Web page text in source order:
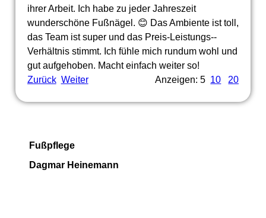
ihrer Arbeit. Ich habe zu jeder Jahreszeit
wunderschöne Fußnägel. 😊 Das Ambiente ist toll,
das Team ist super und das Preis-­Leistungs-­
Verhä­ltnis stimmt. Ich fühle mich rundum wohl und
gut aufgehoben. Macht einfach weiter so!
Zurück Weiter Anzeigen: 5 10 20
Fußpflege
Dagmar Heinemann